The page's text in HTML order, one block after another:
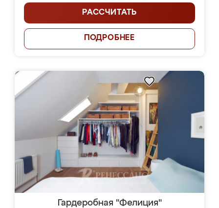
РАССЧИТАТЬ
ПОДРОБНЕЕ
Гардеробная "Фелиция"